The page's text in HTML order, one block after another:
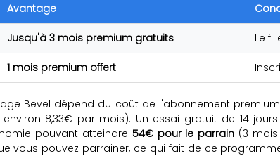
Avantage
Jusqu'à 3 mois premium gratuits Le
1 mois premium offert
Bevel dépend du coût de l'abonnement
8,33€ par mois). Un essai gratuit de 14
pouvant atteindre 54€ pour le parrain (3
vous pouvez parrainer, ce qui fait de ce